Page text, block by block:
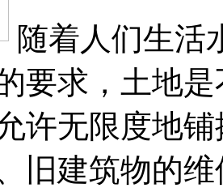
随着人们生活
要求，土地
许无限度地
旧建筑物的